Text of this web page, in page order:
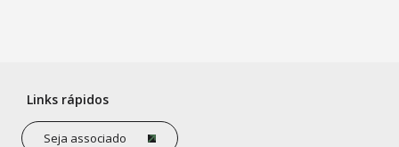
Links rápidos
Seja associado